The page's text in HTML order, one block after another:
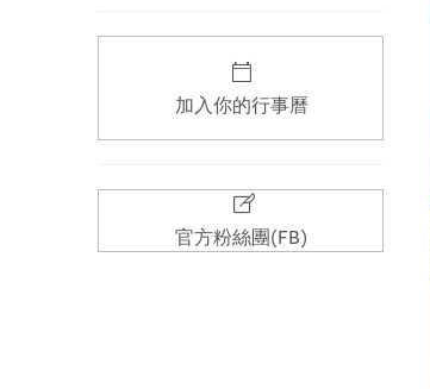
加入你的行事曆
官方粉絲團(FB)